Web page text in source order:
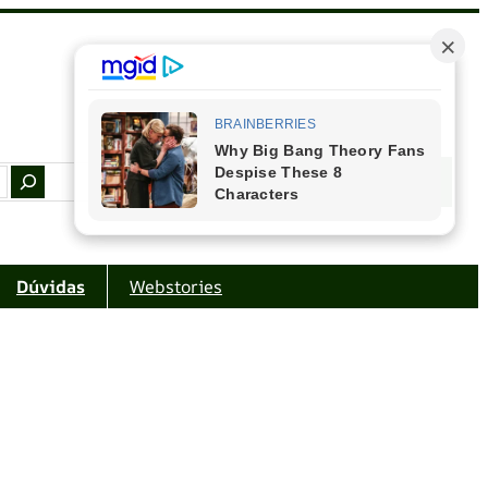
Facebook Instagram
Dúvidas Webstories